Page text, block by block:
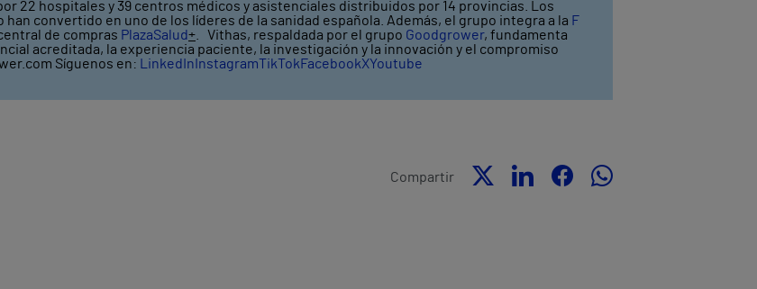
22 hospitales y 39 centros médicos y asistenciales distribuidos por 14 provincias. Los
convertido en uno de los líderes de la sanidad española. Además, el grupo integra a la F
de compras PlazaSalud+ . Vithas, respaldada por el grupo Goodgrower, fundamenta
acreditada, la experiencia paciente, la investigación y la innovación y el compromiso
Síguenos en: LinkedIn InstagramTikTokFacebookXYoutube
Compartir